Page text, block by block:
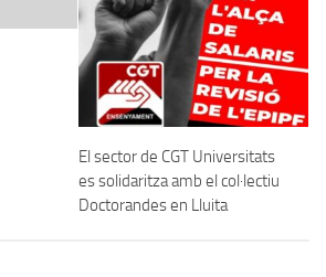
El sector de CGT Universitats
es solidaritza amb el col·lectiu
Doctorandes en Lluita